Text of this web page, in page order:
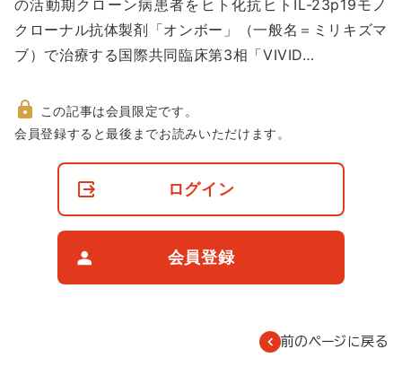
動の活動期クローン病患者をヒト化抗ヒトIL-23p19モノ
クローナル抗体製剤「オンボー」（一般名＝ミリキズマ
ブ）で治療する国際共同臨床第3相「VIVID…
非
この記事は会員限定です。
会員登録すると最後までお読みいただけます。
ログイン
会員登録
前のページに戻る